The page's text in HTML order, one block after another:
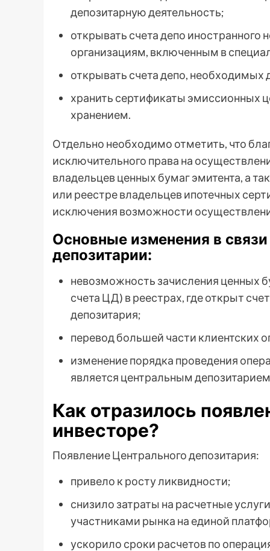
депозитарную деятельность;
открывать счета депо
организациям, включенным в
открывать счета депо, необходимых
хранить сертификаты эмиссионных
хранением.
Отдельно необходимо отметить, что
исключительного права на
владельцев ценных бумаг эмитента, а
или реестре владельцев ипотечных
исключения возможности
Основные изменения в
депозитарии:
невозможность зачисления ценных
счета ЦД) в реестрах, где открыт
депозитария;
перевод большей части клиентских
изменение порядка проведения
является центральным
Как отразилось
инвесторе?
Появление Центрального депозитария:
привело к росту ликвидности;
снизило затраты на расчетные
участниками рынка на единой
ускорило сроки расчетов по